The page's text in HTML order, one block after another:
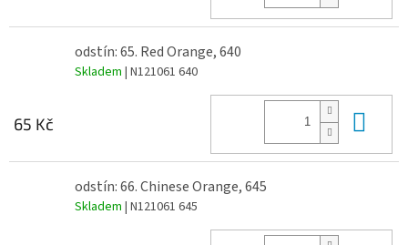
odstín: 65. Red Orange, 640
Skladem | N121061 640
65 Kč
odstín: 66. Chinese Orange, 645
Skladem | N121061 645